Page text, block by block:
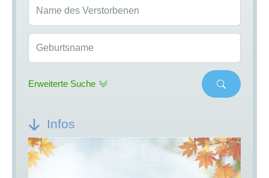
Name des Verstorbenen
Geburtsname
Erweiterte Suche
Infos